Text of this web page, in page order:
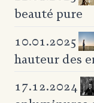
beauté pure
10.01.2025
hauteur des
17.12.2024